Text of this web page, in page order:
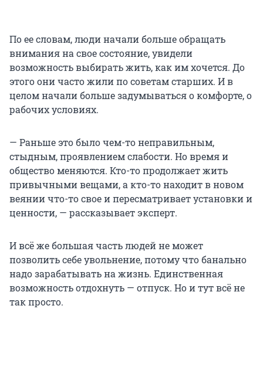
По ее словам, люди начали больше обращать
внимания на свое состояние, увидели
возможность выбирать жить, как им хочется. До
этого они часто жили по советам старших. И в
целом начали больше задумываться о комфорте, о
рабочих условиях.
— Раньше это было чем-то неправильным,
стыдным, проявлением слабости. Но время и
общество меняются. Кто-то продолжает жить
привычными вещами, а кто-то находит в новом
веянии что-то свое и пересматривает установки и
ценности, — рассказывает эксперт.
И всё же большая часть людей не может
позволить себе увольнение, потому что банально
надо зарабатывать на жизнь. Единственная
возможность отдохнуть — отпуск. Но и тут всё не
так просто.